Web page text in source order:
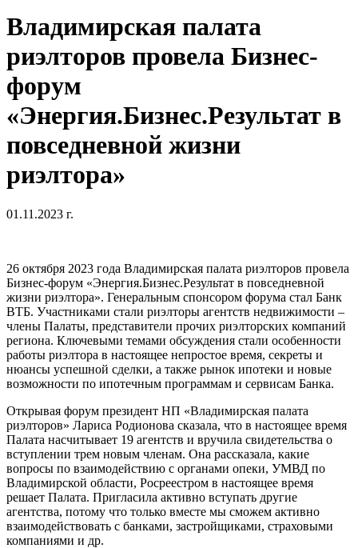
Владимирская палата
риэлторов провела Бизнес-
форум
«Энергия.Бизнес.Результат в
повседневной жизни
риэлтора»
01.11.2023 г.
26 октября 2023 года Владимирская палата риэлторов провела
Бизнес-форум «Энергия.Бизнес.Результат в повседневной
жизни риэлтора». Генеральным спонсором форума стал Банк
ВТБ. Участниками стали риэлторы агентств недвижимости –
члены Палаты, представители прочих риэлторских компаний
региона. Ключевыми темами обсуждения стали особенности
работы риэлтора в настоящее непростое время, секреты и
нюансы успешной сделки, а также рынок ипотеки и новые
возможности по ипотечным программам и сервисам Банка.
Открывая форум президент НП «Владимирская палата
риэлторов» Лариса Родионова сказала, что в настоящее время
Палата насчитывает 19 агентств и вручила свидетельства о
вступлении трем новым членам. Она рассказала, какие
вопросы по взаимодействию с органами опеки, УМВД по
Владимирской области, Росреестром в настоящее время
решает Палата. Пригласила активно вступать другие
агентства, потому что только вместе мы сможем активно
взаимодействовать с банками, застройщиками, страховыми
компаниями и др.